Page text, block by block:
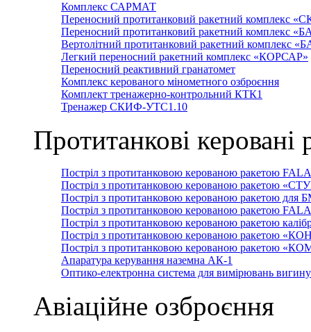
Комплекс САРМАТ
Переносний протитанковий ракетний комплекс
Переносний протитанковий ракетний комплекс
Вертолітний протитанковий ракетний комплекс
Легкий переносний ракетний комплекс «КОРСАР»
Переносний реактивний гранатомет
Комплекс керованого мінометного озброєння
Комплект тренажерно-контрольний КТК1
Тренажер СКИФ-УТС1.10
Протитанкові керовані
Постріл з протитанковою керованою ракетою
Постріл з протитанковою керованою ракетою
Постріл з протитанковою керованою ракетою для
Постріл з протитанковою керованою ракетою
Постріл з протитанковою керованою ракетою
Постріл з протитанковою керованою ракетою
Постріл з протитанковою керованою ракетою
Апаратура керування наземна АК-1
Оптико-електронна система для вимірювань
Авіаційне озброєння